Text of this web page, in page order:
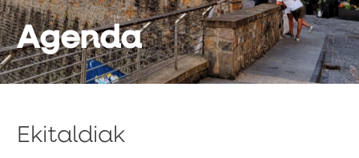
Agenda
Ekitaldiak